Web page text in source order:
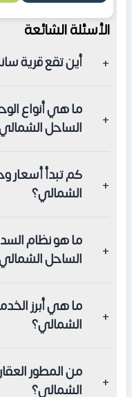
الأسئلة الشائعة
أين تقع قرية
الإسكندرية الصحراوي،
عبدالرحمن ورأس الحكمة
ما هي أنواع
الساحل
تضم قرية سانسا الساحل
احتياجات الأفراد
كم تبدأ أسعار
الشمالي؟
جنيه مصري للشاليه ذي
الغرفتين من 2,677,000 جنيه مصري.
ما هو نظام
الساحل
يتوفر في قرية سانسا
ما هي أبرز
الشمالي؟
تضم حمامات السباحة
من المطور
الشمالي؟